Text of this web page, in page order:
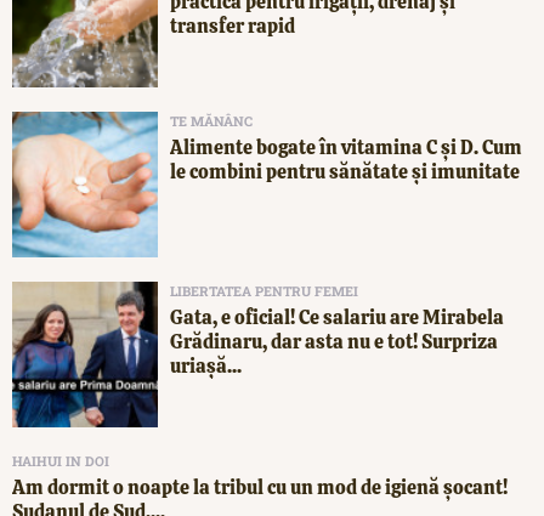
transfer rapid
TE MĂNÂNC
Alimente bogate în vitamina C și D. Cum
le combini pentru sănătate și imunitate
LIBERTATEA PENTRU FEMEI
Gata, e oficial! Ce salariu are Mirabela
Grădinaru, dar asta nu e tot! Surpriza
uriașă...
HAIHUI IN DOI
Am dormit o noapte la tribul cu un mod de igienă șocant!